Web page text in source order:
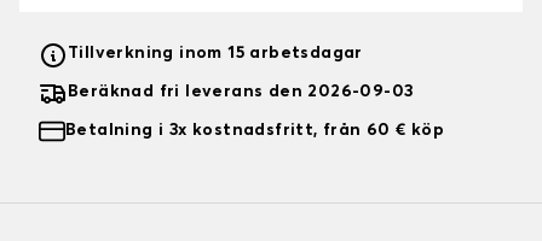
Tillverkning inom 15 arbetsdagar
Beräknad fri leverans den 2026-09-03
Betalning i 3x kostnadsfritt, från 60 € köp